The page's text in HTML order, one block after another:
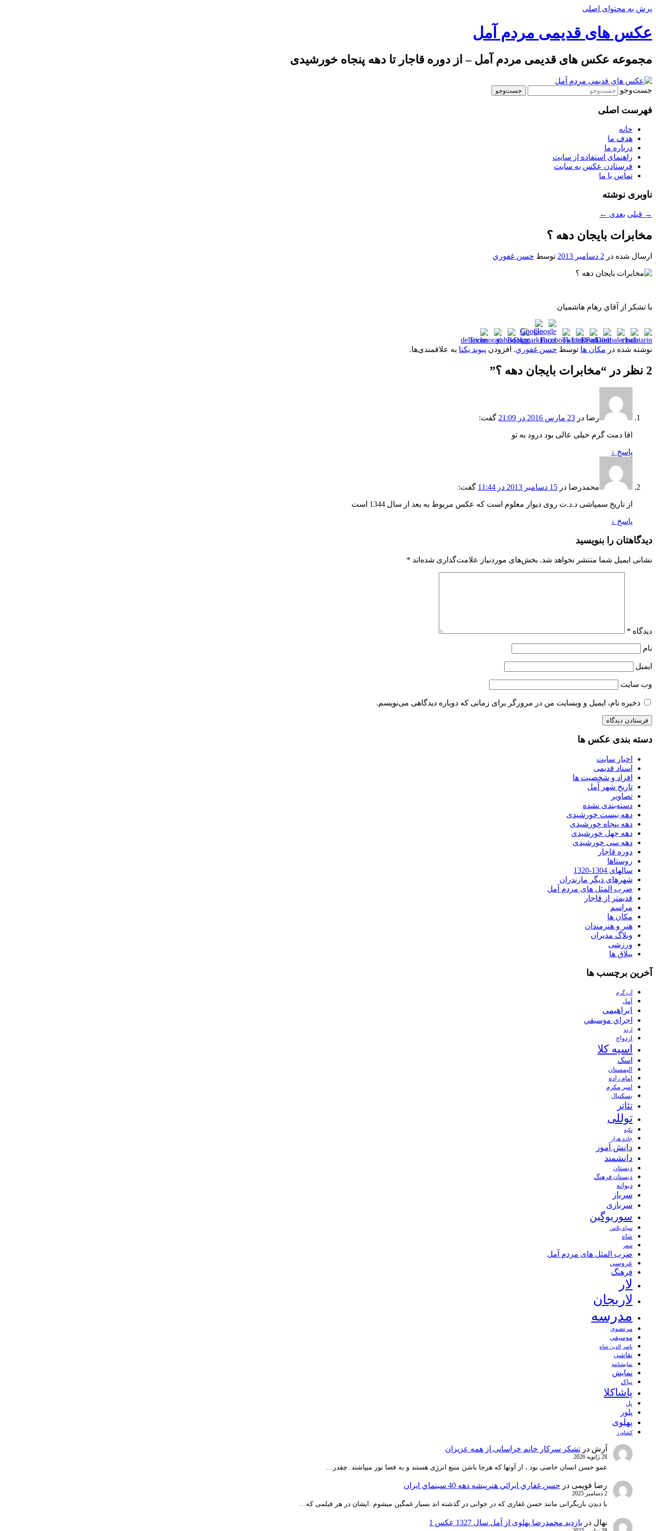
پرش به محتوای اصلی
عکس های قدیمی مردم آمل
مجموعه عکس های قدیمی مردم آمل – از دوره قاجار تا دهه پنجاه خورشیدی
جست‌وجو
فهرست اصلی
خانه
هدف ما
درباره ما
راهنمای استفاده از سایت
فرستادن عکس به سایت
تماس با ما
ناوبری نوشته
→ قبلی بعدی ←
مخابرات بايجان دهه ؟
ارسال شده در 2 دسامبر 2013 توسط حسن غفوري
با تشکر از آقاي رهام هاشميان
نوشته شده در مکان ها توسط حسن غفوري. افزودن پیوند یکتا به علاقمندی‌ها.
2 نظر در “ مخابرات بايجان دهه ؟”
رضا در 23 مارس 2016 در 21:09 گفت:
اقا دمت گرم خیلی عالی بود درود به تو
پاسخ ↓
محمدرضا در 15 دسامبر 2013 در 11:44 گفت:
از تاریخ سمپاشی د.د.ت روی دیوار معلوم است که عکس مربوط به بعد از سال 1344 است
پاسخ ↓
دیدگاهتان را بنویسید
نشانی ایمیل شما منتشر نخواهد شد. بخش‌های موردنیاز علامت‌گذاری شده‌اند *
دیدگاه *
نام
ایمیل
وب‌ سایت
ذخیره نام، ایمیل و وبسایت من در مرورگر برای زمانی که دوباره دیدگاهی می‌نویسم.
دسته بندی عکس ها
اخبار سایت
اسناد قدیمی
افراد و شخصیت ها
تاریخ شهر آمل
تصاویر
دسته‌بندی نشده
دهه بیست خورشیدی
دهه پنجاه خورشیدی
دهه چهل خورشیدی
دهه سی خورشیدی
دوره قاجار
روستاها
سالهای 1304-1320
شهرهای دیگر مازندران
ضرب المثل های مردم آمل
قدیمتر از قاجار
مراسم
مکان ها
هنر و هنرمندان
وبلاگ مدیران
ورزشی
ییلاق ها
آخرین برچسب ها
آب گرم
آمل
ابراهیمی
اجراي موسيقي
اردو
ازدواج
اسپه کلا
اسک
الیمستان
امام زاده
امیر مکرم
بسکتبال
تئاتر
توللی
تکیه
جاده هراز
دانش آموز
دانشمند
دبستان
دبستان فرهنگ
دیوانه
سرباز
سربازی
سوریوگین
سیاه پلاس
شاه
شعر
ضرب المثل های مردم آمل
عروسی
فرهنگ
لار
لاریجان
مدرسه
مرتضوی
موسیقی
ناصر الدین شاه
نقاشی
نمايشنامه
نمایش
نیاک
پاشاکلا
پل
پلور
پهلوی
کشاورز
آرش در تشکر سرکار خانم خراسانی از همه عزیزان
28 ژانویه 2026
عمو حسن انسان خاصی بود ، از آونها که هرجا باشن منبع انرژِی هستند و به فضا نور میپاشند. چقدر…
رضا قویمی در حسن غفاري ايرائي هنرپيشه دهه 40 سينماي ايران
2 دسامبر 2025
با دیدن بازیگرانی مانند حسن غفاری که در جوانی در گذشته اند بسیار غمگین میشوم .ایشان در هر فیلمی که…
نهال در بازدید محمدرضا پهلوی از آمل سال 1327 عکس 1